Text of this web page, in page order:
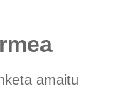
amaitu